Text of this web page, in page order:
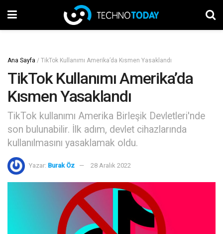
Ana Sayfa / TikTok Kullanımı Amerika’da Kısmen Yasaklandı
TikTok Kullanımı Amerika’da
Kısmen Yasaklandı
TikTok kullanımı Amerika Birleşik Devletleri'nde
son bulunabilir. İlk adım, devlet cihazlarında
kullanılmasını yasaklamak oldu.
Yazar: Burak Öz 28 Aralık 2022